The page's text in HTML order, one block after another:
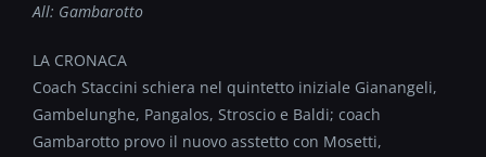
All: Gambarotto
LA CRONACA
Coach Staccini schiera nel quintetto iniziale Gianangeli,
Gambelunghe, Pangalos, Stroscio e Baldi; coach
Gambarotto provo il nuovo asstetto con Mosetti,